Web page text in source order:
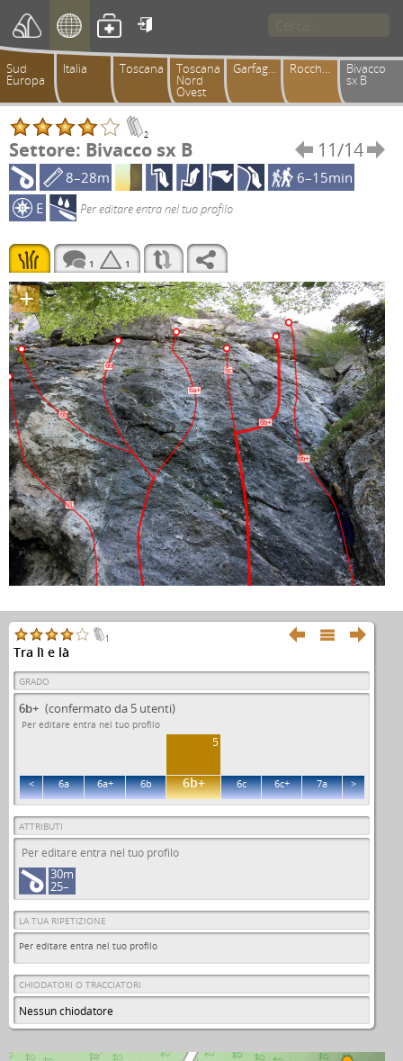

Sud
Europa
Italia Toscana Toscana
Nord
Ovest
Garfagnana Rocchette Bivacco
sx B
2
Settore: Bivacco sx B  11/14 
8–28m
6–15min
E
Per editare entra nel tuo profilo
1 1
+
NL
6b
6b
6a+
6c
6b+
6b+
  
1
Tra lì e là
GRADO
6b+ (confermato da 5 utenti)
Per editare entra nel tuo profilo
5
< 6a 6a+ 6b 6b+ 6c 6c+ 7a >
ATTRIBUTI
Per editare entra nel tuo profilo
30m
25–
LA TUA RIPETIZIONE
Per editare entra nel tuo profilo
CHIODATORI O TRACCIATORI
Nessun chiodatore